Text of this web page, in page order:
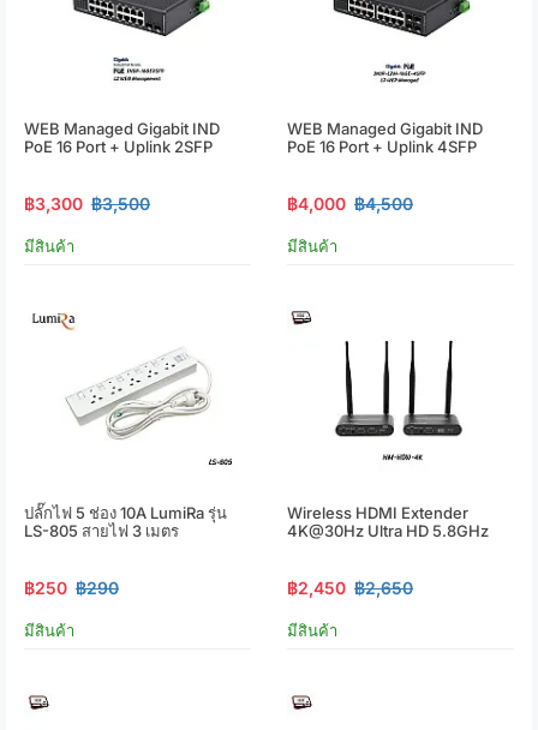
WEB Managed Gigabit IND
PoE 16 Port + Uplink 2SFP
฿3,300 ฿3,500
มีสินค้า
WEB Managed Gigabit IND
PoE 16 Port + Uplink 4SFP
฿4,000 ฿4,500
มีสินค้า
ปลั๊กไฟ 5 ช่อง 10A LumiRa รุ่น
LS-805 สายไฟ 3 เมตร
฿250 ฿290
มีสินค้า
Wireless HDMI Extender
4K@30Hz Ultra HD 5.8GHz
฿2,450 ฿2,650
มีสินค้า